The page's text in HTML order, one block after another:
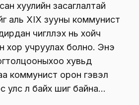
хуулийн засаглалтай
аль XIX зууны коммунист
чиглүүлэх нь хойч
хор учруулах болно. Энэ
хувьд
коммунист орон гэвэл
улс л байх шиг байна…